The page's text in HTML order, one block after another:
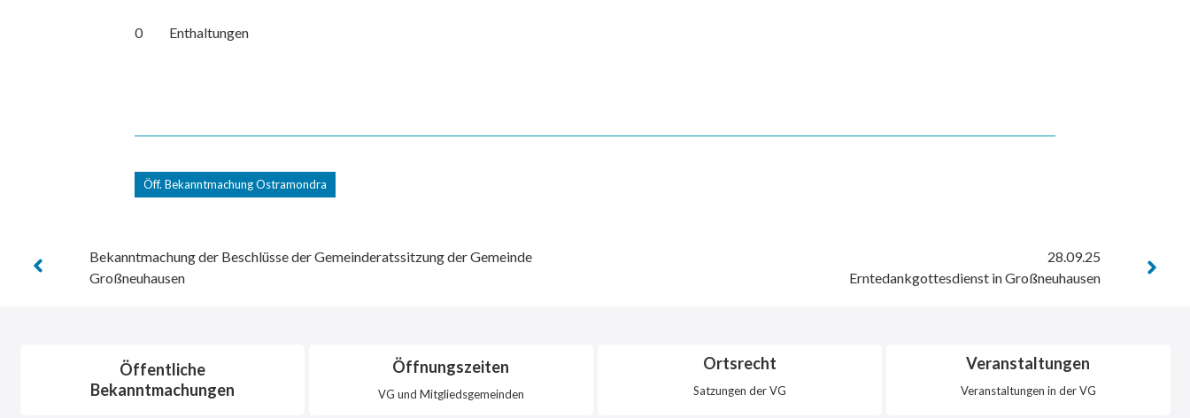
0 Enthaltungen
Öff. Bekanntmachung Ostramondra
Bekanntmachung der Beschlüsse der Gemeinderatssitzung der Gemeinde
Großneuhausen
28.09.25
Erntedankgottesdienst in Großneuhausen
Öffentliche
Bekanntmachungen
Öffnungszeiten
VG und Mitgliedsgemeinden
Ortsrecht
Satzungen der VG
Veranstaltungen
Veranstaltungen in der VG